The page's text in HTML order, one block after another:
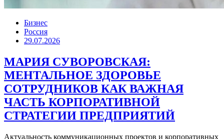
Бизнес
Россия
29.07.2026
МАРИЯ СУВОРОВСКАЯ:
МЕНТАЛЬНОЕ ЗДОРОВЬЕ
СОТРУДНИКОВ КАК ВАЖНАЯ
ЧАСТЬ КОРПОРАТИВНОЙ
СТРАТЕГИИ ПРЕДПРИЯТИЙ
Актуальность коммуникационных проектов и корпоративных